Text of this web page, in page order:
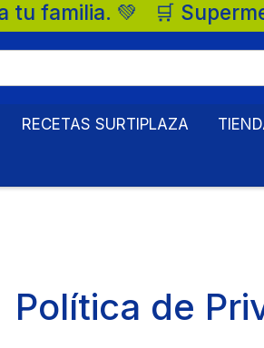
Surtiplaza,
RECETAS SURTIPLAZA
Política de